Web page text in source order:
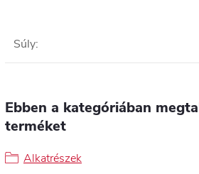
Súly:
Ebben a kategóriában
terméket
Alkatrészek